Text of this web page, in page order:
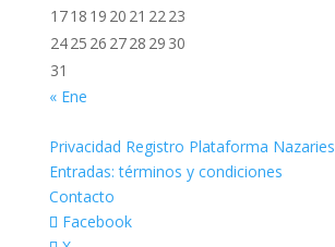
1718 19 20 21 2223
2425 26 2728 29 30
31
« Ene
Privacidad Registro Plataforma Nazaries
Entradas: términos y condiciones
Contacto
Facebook